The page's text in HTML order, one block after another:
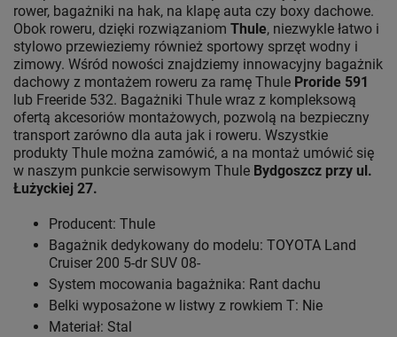
rower, bagażniki na hak, na klapę auta czy boxy dachowe.
Obok roweru, dzięki rozwiązaniom Thule, niezwykle łatwo i
stylowo przewieziemy również sportowy sprzęt wodny i
zimowy. Wśród nowości znajdziemy innowacyjny bagażnik
dachowy z montażem roweru za ramę Thule Proride 591
lub Freeride 532. Bagażniki Thule wraz z kompleksową
ofertą akcesoriów montażowych, pozwolą na bezpieczny
transport zarówno dla auta jak i roweru. Wszystkie
produkty Thule można zamówić, a na montaż umówić się
w naszym punkcie serwisowym Thule Bydgoszcz przy ul.
Łużyckiej 27.
Producent: Thule
Bagażnik dedykowany do modelu: TOYOTA Land
Cruiser 200 5-dr SUV 08-
System mocowania bagażnika: Rant dachu
Belki wyposażone w listwy z rowkiem T: Nie
Materiał: Stal